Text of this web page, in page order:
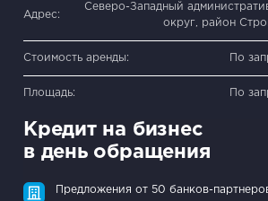
Адрес:
Северо-Западный
округ, район
Стоимость аренды: По
Площадь: По
Кредит на бизнес
в день обращения
Предложения от 50 банков-